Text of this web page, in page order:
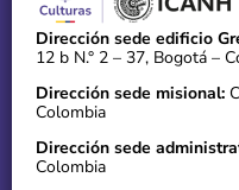
Dirección sede edificio
12 b N.° 2 – 37, Bogotá –
Dirección sede misional:
Colombia
Dirección sede
Colombia